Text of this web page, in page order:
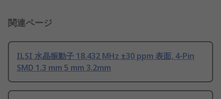
関連ページ
ILSI 水晶振動子 18.432 MHz ±30 ppm 表面, 4-Pin
SMD 1.3 mm 5 mm 3.2mm